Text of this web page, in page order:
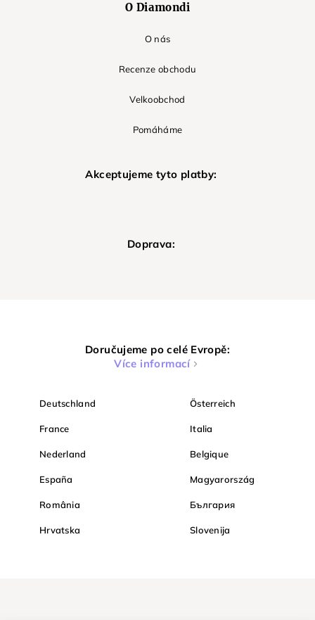
O Diamondi
O nás
Recenze obchodu
Velkoobchod
Pomáháme
Akceptujeme tyto platby:
Doprava:
Doručujeme po celé Evropě:
Více informací
Deutschland Österreich
France Italia
Nederland Belgique
España Magyarország
România България
Hrvatska Slovenija